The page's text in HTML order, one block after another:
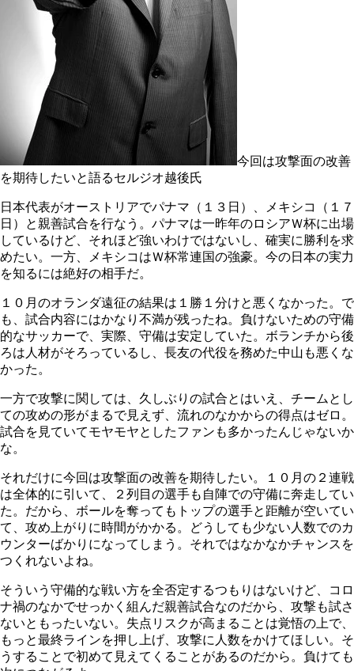
今回は攻撃面の改善
を期待したいと語るセルジオ越後氏
日本代表がオーストリアでパナマ（１３日）、メキシコ（１７
日）と親善試合を行なう。パナマは一昨年のロシアＷ杯に出場
しているけど、それほど強いわけではないし、確実に勝利を求
めたい。一方、メキシコはＷ杯常連国の強豪。今の日本の実力
を知るには絶好の相手だ。
１０月のオランダ遠征の結果は１勝１分けと悪くなかった。で
も、試合内容にはかなり不満が残ったね。負けないための守備
的なサッカーで、実際、守備は安定していた。ボランチから後
ろは人材がそろっているし、長友の代役を務めた中山も悪くな
かった。
一方で攻撃に関しては、久しぶりの試合とはいえ、チームとし
ての攻めの形がまるで見えず、流れのなかからの得点はゼロ。
試合を見ていてモヤモヤとしたファンも多かったんじゃないか
な。
それだけに今回は攻撃面の改善を期待したい。１０月の２連戦
は全体的に引いて、２列目の選手も自陣での守備に奔走してい
た。だから、ボールを奪ってもトップの選手と距離が空いてい
て、攻め上がりに時間がかかる。どうしても少ない人数でのカ
ウンターばかりになってしまう。それではなかなかチャンスを
つくれないよね。
そういう守備的な戦い方を全否定するつもりはないけど、コロ
ナ禍のなかでせっかく組んだ親善試合なのだから、攻撃も試さ
ないともったいない。失点リスクが高まることは覚悟の上で、
もっと最終ラインを押し上げ、攻撃に人数をかけてほしい。そ
うすることで初めて見えてくることがあるのだから。負けても